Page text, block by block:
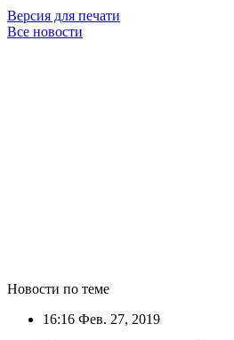
Версия для печати
Все новости
Новости по теме
16:16 Фев. 27, 2019